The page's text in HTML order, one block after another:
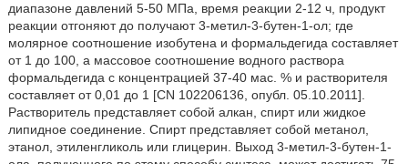
диапазоне давлений 5-50 МПа, время реакции 2-12 ч, продукт
реакции отгоняют до получают 3-метил-3-бутен-1-ол; где
молярное соотношение изобутена и формальдегида составляет
от 1 до 100, а массовое соотношение водного раствора
формальдегида с концентрацией 37-40 мас. % и растворителя
составляет от 0,01 до 1 [CN 102206136, опубл. 05.10.2011].
Растворитель представляет собой алкан, спирт или жидкое
липидное соединение. Спирт представляет собой метанол,
этанол, этиленгликоль или глицерин. Выход 3-метил-3-бутен-1-